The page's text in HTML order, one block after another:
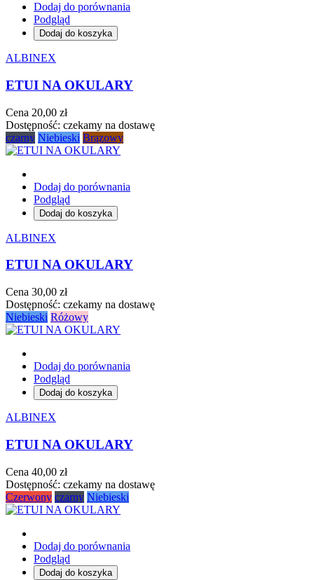
Dodaj do porównania
Podgląd
Dodaj do koszyka
ALBINEX
ETUI NA OKULARY
Cena 20,00 zł
Dostępność: czekamy na dostawę
czarny Niebieski Brązowy
Dodaj do porównania
Podgląd
Dodaj do koszyka
ALBINEX
ETUI NA OKULARY
Cena 30,00 zł
Dostępność: czekamy na dostawę
Niebieski Różowy
Dodaj do porównania
Podgląd
Dodaj do koszyka
ALBINEX
ETUI NA OKULARY
Cena 40,00 zł
Dostępność: czekamy na dostawę
Czerwony czarny Niebieski
Dodaj do porównania
Podgląd
Dodaj do koszyka